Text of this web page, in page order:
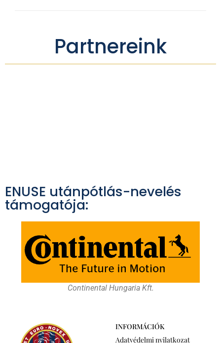
Partnereink
ENUSE utánpótlás-nevelés
támogatója:
Continental Hungaria Kft.
INFORMÁCIÓK
Adatvédelmi nyilatkozat